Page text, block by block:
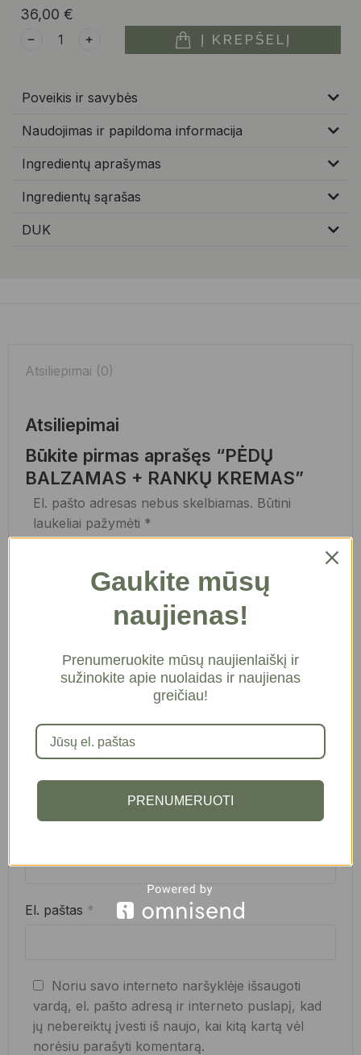
36,00 €
﹣ ﹢ Į KREPŠELĮ
Poveikis ir savybės
Naudojimas ir papildoma informacija
Ingredientų aprašymas
Ingredientų sąrašas
DUK
Atsiliepimai (0)
Atsiliepimai
Būkite pirmas aprašęs “PĖDŲ
BALZAMAS + RANKŲ KREMAS”
El. pašto adresas nebus skelbiamas. Būtini
laukeliai pažymėti *
Jūsų atsiliepimas*
El. paštas *
Noriu savo interneto naršyklėje išsaugoti
vardą, el. pašto adresą ir interneto puslapį, kad
jų nebereiktų įvesti iš naujo, kai kitą kartą vėl
norėsiu parašyti komentarą.
Gaukite mūsų
naujienas!
Prenumeruokite mūsų naujienlaiškį ir
sužinokite apie nuolaidas ir naujienas
greičiau!
PRENUMERUOTI